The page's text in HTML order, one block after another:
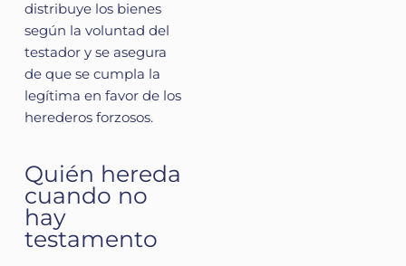
distribuye los bienes
según la voluntad del
testador y se asegura
de que se cumpla la
legítima en favor de los
herederos forzosos.
Quién hereda
cuando no
hay
testamento